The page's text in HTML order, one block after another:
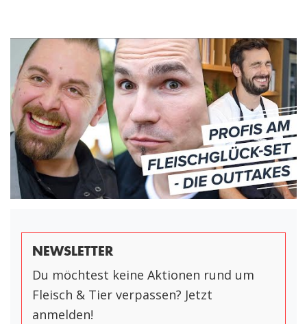
NEWSLETTER
Du möchtest keine Aktionen rund um
Fleisch & Tier verpassen? Jetzt
anmelden!